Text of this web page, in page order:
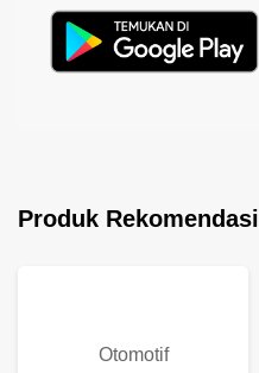
Produk Rekomendasi
Otomotif